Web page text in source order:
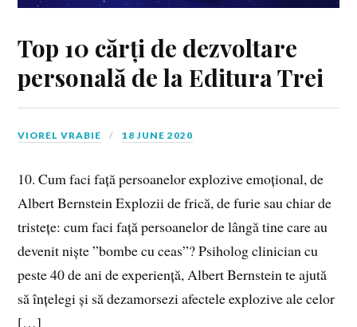
Top 10 cărți de dezvoltare
personală de la Editura Trei
VIOREL VRABIE 18 JUNE 2020
10. Cum faci față persoanelor explozive emoțional, de
Albert Bernstein Explozii de frică, de furie sau chiar de
tristețe: cum faci față persoanelor de lângă tine care au
devenit niște ”bombe cu ceas”? Psiholog clinician cu
peste 40 de ani de experiență, Albert Bernstein te ajută
să înțelegi și să dezamorsezi afectele explozive ale celor
[…]